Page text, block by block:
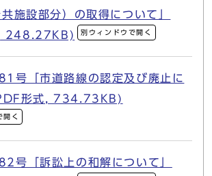
施設部分）の取得について」
248.27KB)
別ウィンドウで開く
号「市道路線の認定及び廃止に
形式, 734.73KB)
開く
号「訴訟上の和解について」